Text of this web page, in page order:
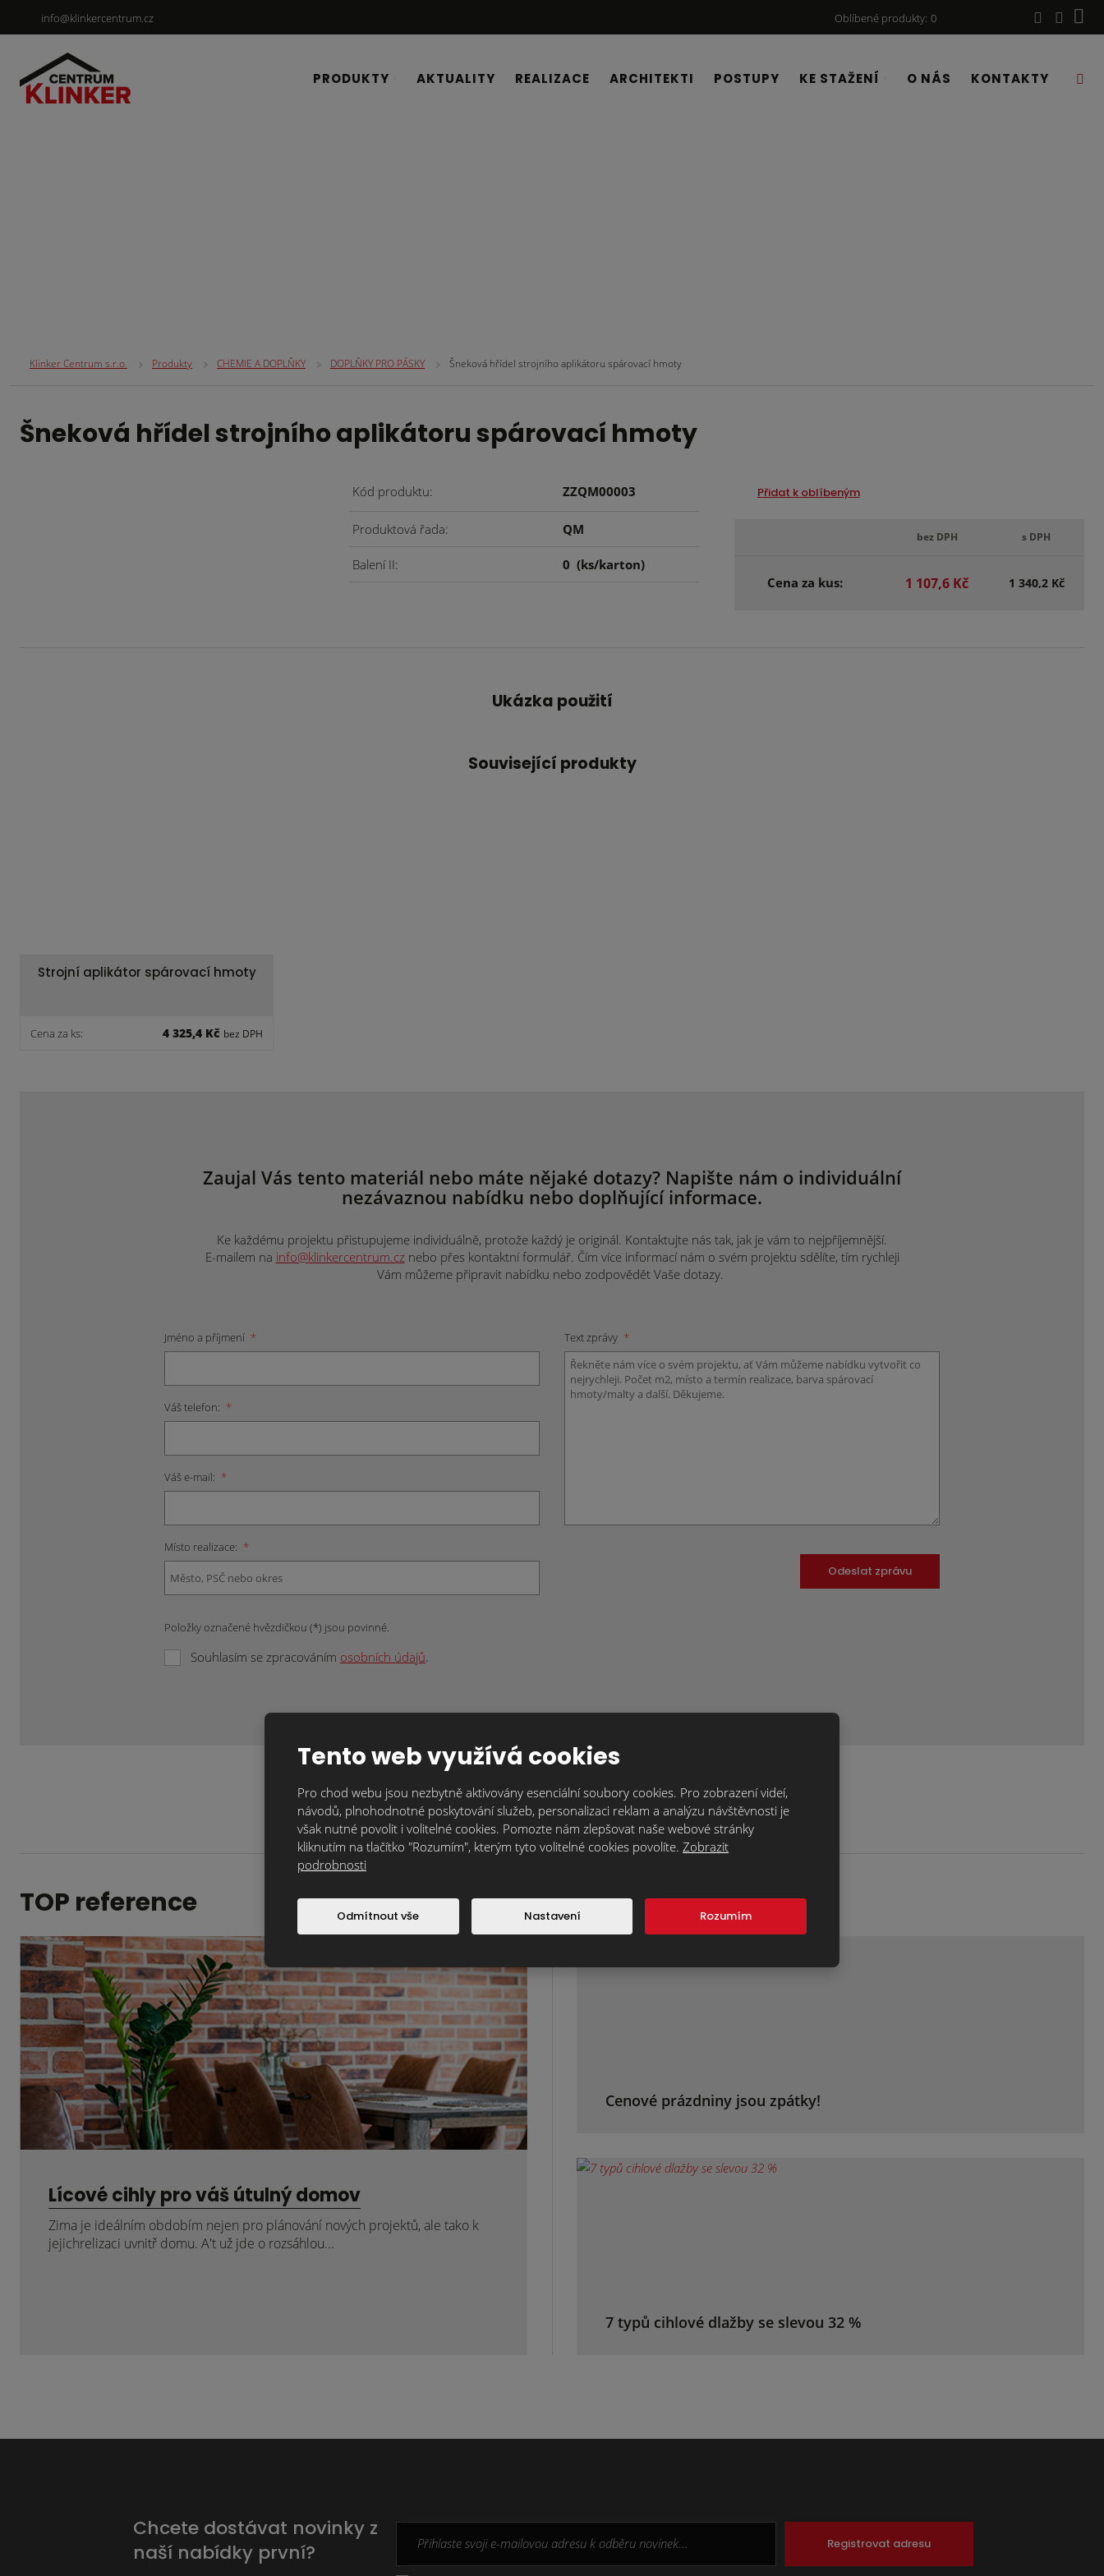
info@klinkercentrum.cz Oblíbené produkty 0
PRODUKTY AKTUALITY REALIZACE ARCHITEKTI POSTUPY KE STAŽENÍ O NÁS KONTAKTY
Klinker Centrum s.r.o. Produkty CHEMIE A DOPLŇKY DOPLŇKY PRO PÁSKY Šneková hřídel strojního aplikátoru spárovací hmoty
Šneková hřídel strojního aplikátoru spárovací hmoty
Kód produktu ZZQM00003
Produktová řada QM
Balení II 0(ks/karton)
Přidat k oblíbeným
bez DPH s DPH
Cena za kus: 1 107,6 Kč 1 340,2 Kč
Ukázka použití
Související produkty
Strojní aplikátor spárovací hmoty
Cena za ks: 4 325,4 Kč bez DPH
Zaujal Vás tento materiál nebo máte nějaké dotazy? Napište nám o individuální
nezávaznou nabídku nebo doplňující informace.
Ke každému projektu přistupujeme individuálně, protože každý je originál. Kontaktujte nás tak, jak je vám to nejpříjemnější.
E-mailem na info@klinkercentrum.cz nebo přes kontaktní formulář. Čím více informací nám o svém projektu sdělíte, tím rychleji
Vám můžeme připravit nabídku nebo zodpovědět Vaše dotazy.
Jméno a příjmení *
Váš telefon: *
Váš e-mail: *
Místo realizace: *
Položky označené hvězdičkou (*) jsou povinné.
Souhlasím se zpracováním osobních údajů.
Text zprávy *
Odeslat zprávu
TOP reference
Lícové cihly pro váš útulný domov
Zima je ideálním obdobím nejen pro plánování nových projektů, ale tako k
jejichrelizaci uvnitř domu. A't už jde o rozsáhlou...
Magazín klinker
Cenové prázdniny jsou zpátky!
7 typů cihlové dlažby se slevou 32 %
Chcete dostávat novinky z
naší nabídky první?
Registrovat adresu
Tento web využívá cookies
Pro chod webu jsou nezbytně aktivovány esenciální soubory cookies. Pro zobrazení videí,
návodů, plnohodnotné poskytování služeb, personalizaci reklam a analýzu návštěvnosti je
však nutné povolit i volitelné cookies. Pomozte nám zlepšovat naše webové stránky
kliknutím na tlačítko "Rozumím", kterým tyto volitelné cookies povolíte. Zobrazit
podrobnosti
Odmítnout vše Nastavení Rozumím